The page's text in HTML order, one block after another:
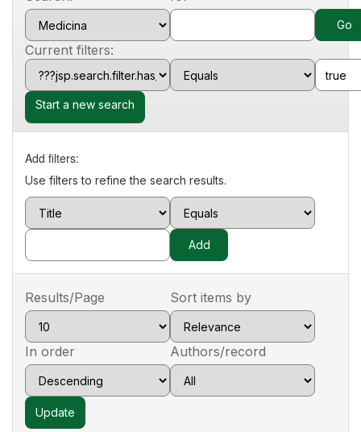
Current filters:
Start a new search
Add filters:
Use filters to refine the search results.
Results/Page Sort items by
In order Authors/record